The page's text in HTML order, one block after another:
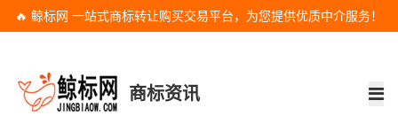
🔥 鲸标网 一站式商标转让购买交易平台，为您提供优质中介服务！
商标资讯